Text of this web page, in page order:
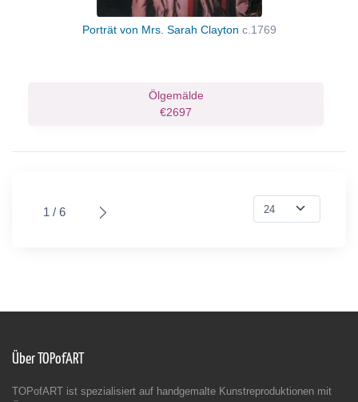
Porträt von Mrs. Sarah Clayton c.1769
Ölgemälde
€2697
1 / 6
Über TOPofART
TOPofART ist spezialisiert auf handgemalte Kunstreproduktionen mit